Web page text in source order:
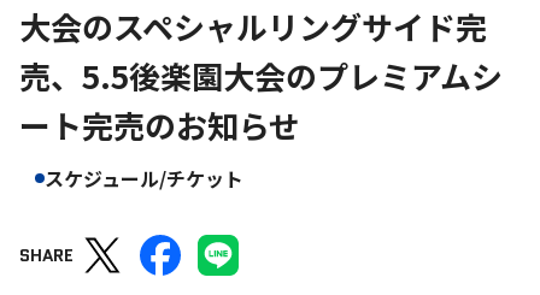
大会のスペシャルリングサイド完
売、5.5後楽園大会のプレミアムシ
ート完売のお知らせ
スケジュール/チケット
SHARE